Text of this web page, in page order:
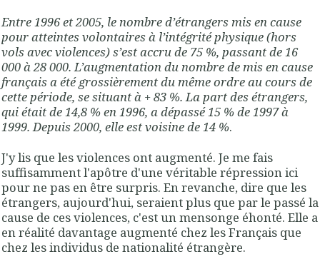
Entre 1996 et 2005, le nombre d’étrangers mis en cause
pour atteintes volontaires à l’intégrité physique (hors
vols avec violences) s’est accru de 75 %, passant de 16
000 à 28 000. L’augmentation du nombre de mis en cause
français a été grossièrement du même ordre au cours de
cette période, se situant à + 83 %. La part des étrangers,
qui était de 14,8 % en 1996, a dépassé 15 % de 1997 à
1999. Depuis 2000, elle est voisine de 14 %.
J'y lis que les violences ont augmenté. Je me fais
suffisamment l'apôtre d'une véritable répression ici
pour ne pas en être surpris. En revanche, dire que les
étrangers, aujourd'hui, seraient plus que par le passé la
cause de ces violences, c'est un mensonge éhonté. Elle a
en réalité davantage augmenté chez les Français que
chez les individus de nationalité étrangère.